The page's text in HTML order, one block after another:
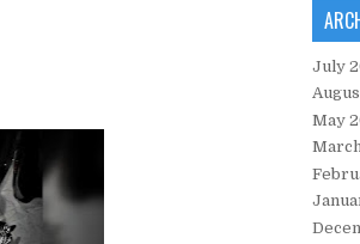
July
May